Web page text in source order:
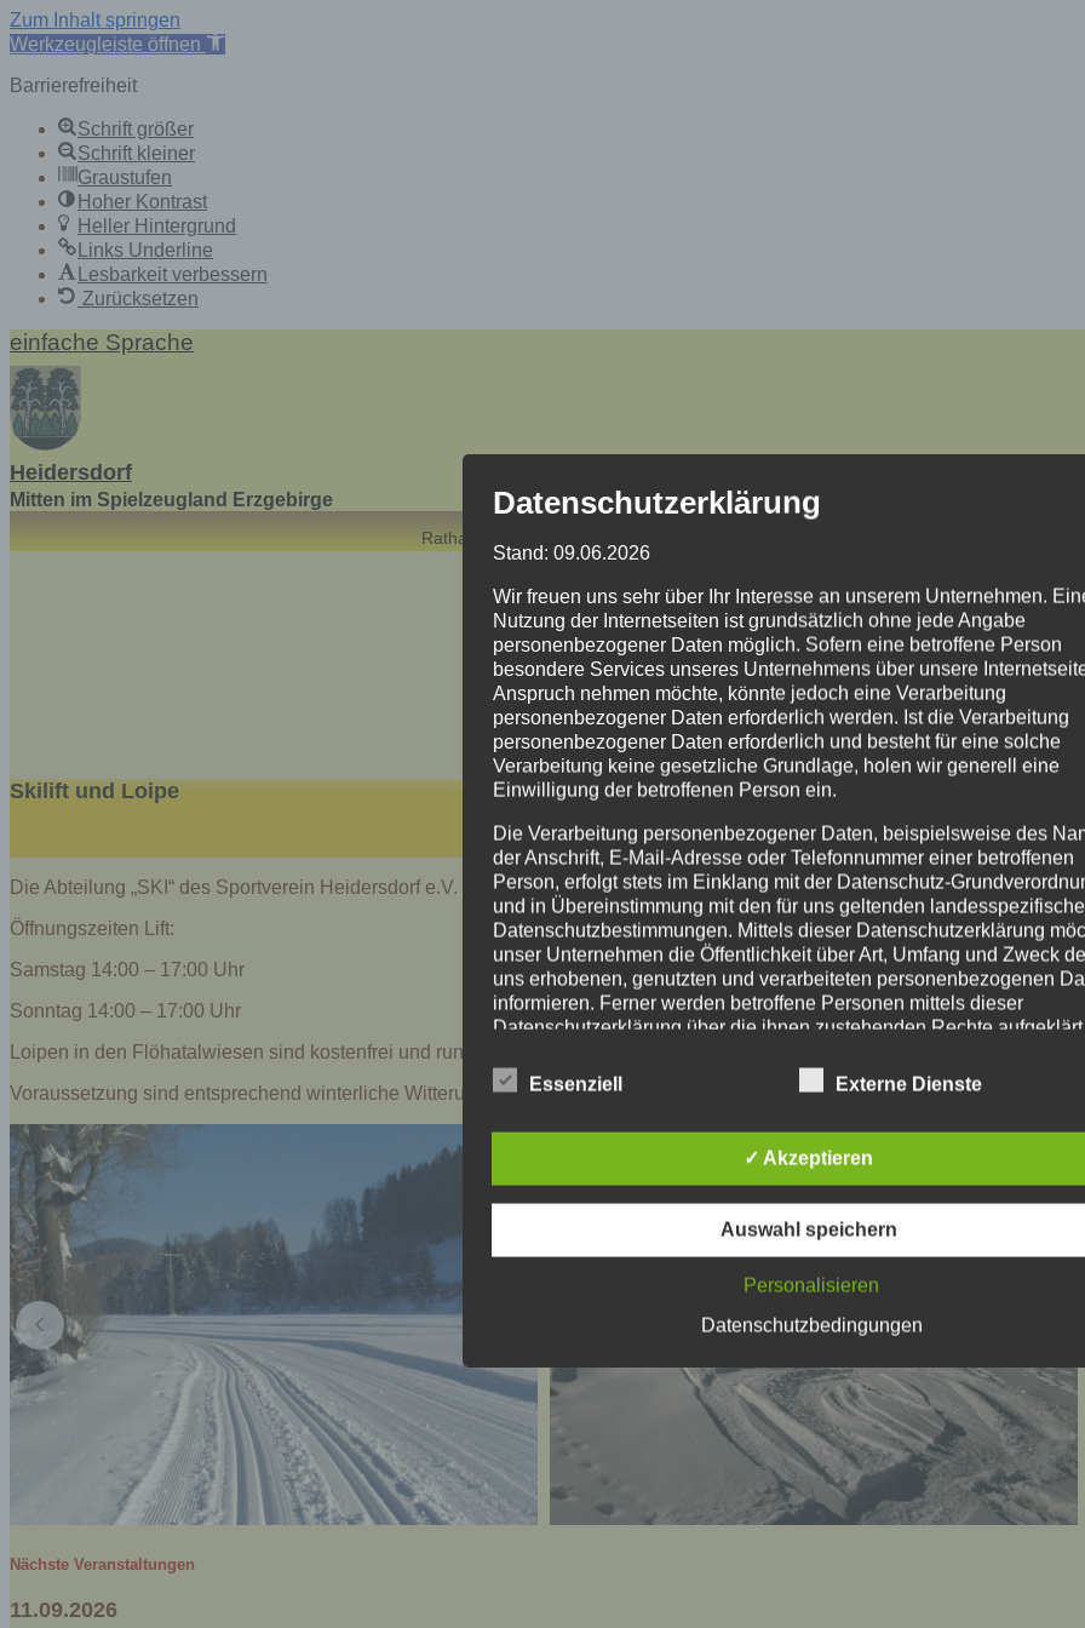
Zum Inhalt springen
Werkzeugleiste öffnen
Barrierefreiheit
Schrift größer
Schrift kleiner
Graustufen
Hoher Kontrast
Heller Hintergrund
Links Underline
Lesbarkeit verbessern
Zurücksetzen
Skip
content
einfache Sprache
Heidersdorf
Mitten im Spielzeugland Erzgebirge
Rathaus
Skilift und Loipe
Die Abteilung „SKI“ des Sportverein Heidersdorf e.V. betreuen und organisieren den Skilift und die Loipen in und um
Öffnungszeiten Lift:
Samstag 14:00 – 17:00 Uhr
Sonntag 14:00 – 17:00 Uhr
Loipen in den Flöhatalwiesen sind kostenfrei und rund um die Uhr nutzbar.
Voraussetzung sind entsprechend winterliche Witterungsverhältnisse.
Nächste Veranstaltungen
11.09.2026
Datenschutzerklärung
Stand: 09.06.2026
Wir freuen uns sehr über Ihr Interesse an unserem Unternehmen.
Nutzung der Internetseiten ist grundsätzlich ohne jede Angabe
personenbezogener Daten möglich. Sofern eine betroffene Person
besondere Services unseres Unternehmens über unsere
Anspruch nehmen möchte, könnte jedoch eine Verarbeitung
personenbezogener Daten erforderlich werden. Ist die Verarbeitung
personenbezogener Daten erforderlich und besteht für eine solche
Verarbeitung keine gesetzliche Grundlage, holen wir generell eine
Einwilligung der betroffenen Person ein.
Die Verarbeitung personenbezogener Daten, beispielsweise des
der Anschrift, E-Mail-Adresse oder Telefonnummer einer betroffenen
Person, erfolgt stets im Einklang mit der Datenschutz-
und in Übereinstimmung mit den für uns geltenden
Datenschutzbestimmungen. Mittels dieser Datenschutzerklärung
unser Unternehmen die Öffentlichkeit über Art, Umfang und Zweck
uns erhobenen, genutzten und verarbeiteten personenbezogenen
informieren. Ferner werden betroffene Personen mittels dieser
Datenschutzerklärung über die ihnen zustehenden Rechte aufgeklärt.
Wir haben als für die Verarbeitung Verantwortlicher zahlreiche
und organisatorische Maßnahmen umgesetzt, um einen möglichst
Internetbasierte Datenübertragungen grundsätzlich Sicherheitslücken
aufweisen, sodass ein absoluter Schutz nicht gewährleistet werden
personenbezogene Daten auch auf alternativen Wegen,
telefonisch, an uns zu übermitteln.
Europäischen Richtlinien- und Verordnungsgeber beim Erlass der
Datenschutz-Grundverordnung (DS-GVO) verwendet wurden. Unsere
Datenschutzerklärung soll sowohl für die Öffentlichkeit als auch für
Kunden und Geschäftspartner einfach lesbar und verständlich sein.
dies zu gewährleisten, möchten wir vorab die verwendeten
Begrifflichkeiten erläutern.
Essenziell Externe Dienste
✓ Akzeptieren
Auswahl speichern
Personalisieren
Datenschutzbedingungen